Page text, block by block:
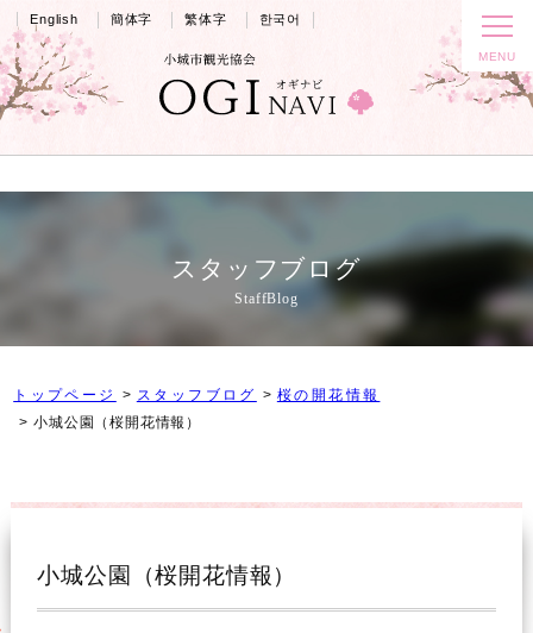
English 簡体字 繁体字 한국어
スタッフブログ
StaffBlog
トップページ スタッフブログ
桜の開花情報
小城公園（桜開花情報）
小城公園（桜開花情報）